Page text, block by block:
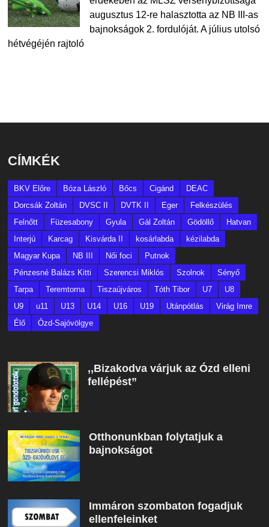
augusztus 12-re halasztotta az NB III-as
bajnokságok 2. fordulóját. A július utolsó
hétvégéjén rajtoló
CÍMKÉK
BKV Előre Bóza László Bőcs Cigánd
DEAC
Dorcsák Zoltán
DVSC II DVTK II Eger
Felkészülés
Felnőtt
Füzesabony Gyula Gál Zoltán Gödöllő
Hatvan
Interjú
Karcag Kisvárda II kosárlabda
kézilabda
Magyar Kupa
NB III Női foci
Putnok
Pénzesné Balázs Kitti
Szerencsi Miklós Szolnok
Sényő
Tarpa
Teremtorna Tiszaújváros Tóth Tibor U7
U8
U9
u11 U13 U14 U16 U19 Utánpótlás
Virág Imre
Élő
Ózd-Sajóvölgye
,,Bizakodva várjuk az Ózd elleni
fellépést”
Otthonunkban folytatjuk a
bajnokságot
Immáron szombaton fogadjuk
ellenfeleinket